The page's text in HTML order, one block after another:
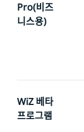
Pro(비즈
니스용)
WiZ 베타
프로그램